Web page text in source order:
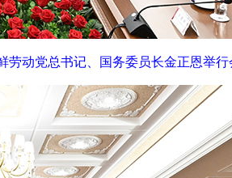
动党总书记、国务委员长金正恩举